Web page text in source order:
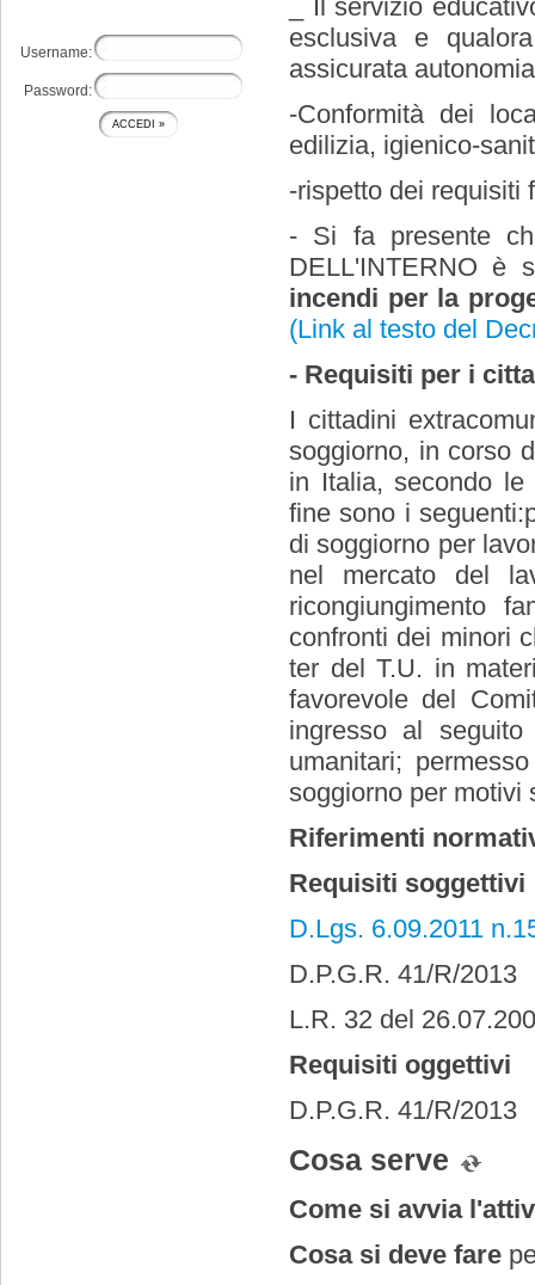
Username:
Password:
_ Il servizio
esclusiva e
assicurata
-Conformità dei
edilizia, igienico-
-rispetto dei requisiti
- Si fa presente
DELL'INTERNO è
incendi per la
(Link al testo del
- Requisiti per i
I cittadini
soggiorno, in corso
in Italia, secondo le
fine sono i
di soggiorno per
nel mercato del
ricongiungimento
confronti dei minori
ter del T.U. in
favorevole del
ingresso al
umanitari;
soggiorno per motivi
Riferimenti
Requisiti soggettivi
D.Lgs. 6.09.2011
D.P.G.R. 41/R/2013
L.R. 32 del
Requisiti oggettivi
D.P.G.R. 41/R/2013
Cosa serve
Come si avvia
Cosa si deve fare